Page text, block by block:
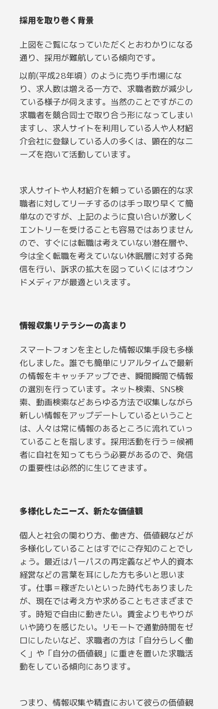
採用を取り巻く背景
上図をご覧になっていただくとおわかりになる
通り、採用が難航している傾向です。
以前(平成28年頃）のように売り手市場にな
り、求人数は増える一方で、求職者数が減少し
ている様子が伺えます。当然のことですがこの
求職者を競合同士で取り合う形になってしまい
ますし、求人サイトを利用している人や人材紹
介会社に登録している人の多くは、顕在的なニ
ーズを抱いて活動しています。
求人サイトや人材紹介を頼っている顕在的な求
職者に対してリーチするのは手っ取り早くて簡
単なのですが、上記のように食い合いが激しく
エントリーを受けることも容易ではありません
ので、すぐには転職は考えていない潜在層や、
今は全く転職を考えていない休眠層に対する発
信を行い、訴求の拡大を図っていくにはオウン
ドメディアが最適といえます。
情報収集リテラシーの高まり
スマートフォンを主とした情報収集手段も多様
化しました。誰でも簡単にリアルタイムで最新
の情報をキャッチアップでき、瞬間瞬間で情報
の選別を行っています。ネット検索、SNS検
索、動画検索などあらゆる方法で収集しながら
新しい情報をアップデートしているということ
は、人々は常に情報のあるところに流れていっ
ていることを指します。採用活動を行う＝候補
者に自社を知ってもらう必要があるので、発信
の重要性は必然的に生じてきます。
多様化したニーズ、新たな価値観
個人と社会の関わり方、働き方、価値観などが
多様化していることはすでにご存知のことでし
ょう。最近はパーパスの再定義などや人的資本
経営などの言葉を耳にした方も多いと思いま
す。仕事＝稼ぎたいといった時代もありました
が、現在では考え方や求めることもさまざまで
す。時短で自由に動きたい。賃金よりもやりが
いや誇りを感じたい。リモートで通勤時間をゼ
ロにしたいなど、求職者の方は「自分らしく働
く」や「自分の価値観」に重きを置いた求職活
動をしている傾向にあります。
つまり、情報収集や精査において彼らの価値観